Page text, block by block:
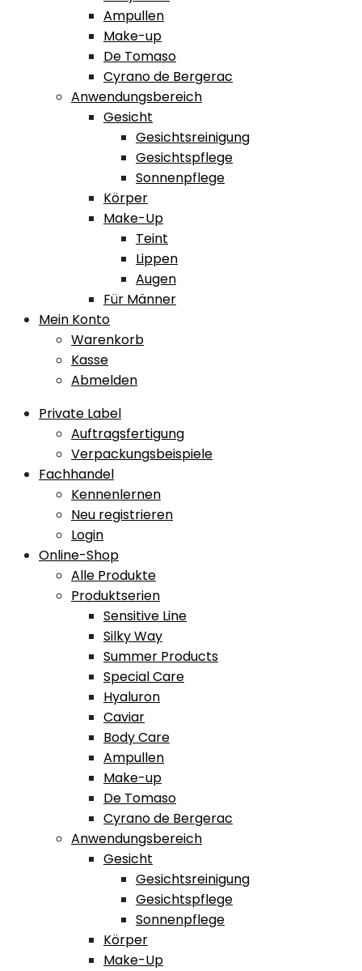
Ampullen
Make-up
De Tomaso
Cyrano de Bergerac
Anwendungsbereich
Gesicht
Gesichtsreinigung
Gesichtspflege
Sonnenpflege
Körper
Make-Up
Teint
Lippen
Augen
Für Männer
Mein Konto
Warenkorb
Kasse
Abmelden
Private Label
Auftragsfertigung
Verpackungsbeispiele
Fachhandel
Kennenlernen
Neu registrieren
Login
Online-Shop
Alle Produkte
Produktserien
Sensitive Line
Silky Way
Summer Products
Special Care
Hyaluron
Caviar
Body Care
Ampullen
Make-up
De Tomaso
Cyrano de Bergerac
Anwendungsbereich
Gesicht
Gesichtsreinigung
Gesichtspflege
Sonnenpflege
Körper
Make-Up